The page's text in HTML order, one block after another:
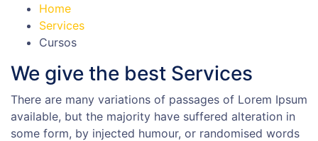
Home
Services
Cursos
We give the best Services
There are many variations of passages of Lorem Ipsum
available, but the majority have suffered alteration in
some form, by injected humour, or randomised words